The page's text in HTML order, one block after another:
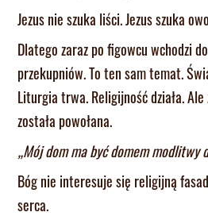
Jezus nie szuka liści. Jezus szuka
Dlatego zaraz po figowcu wchodzi
przekupniów. To ten sam temat.
Liturgia trwa. Religijność działa. Ale
została powołana.
„Mój dom ma być domem modlitwy
Bóg nie interesuje się religijną
serca.